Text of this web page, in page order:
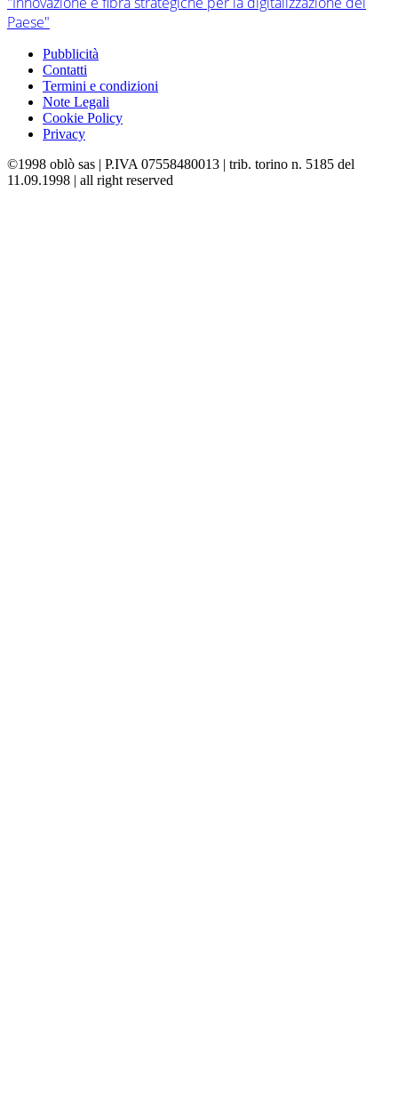
Paese"
Pubblicità
Contatti
Termini e condizioni
Note Legali
Cookie Policy
Privacy
©1998 oblò sas | P.IVA 07558480013 | trib. torino n. 5185 del
11.09.1998 | all right reserved